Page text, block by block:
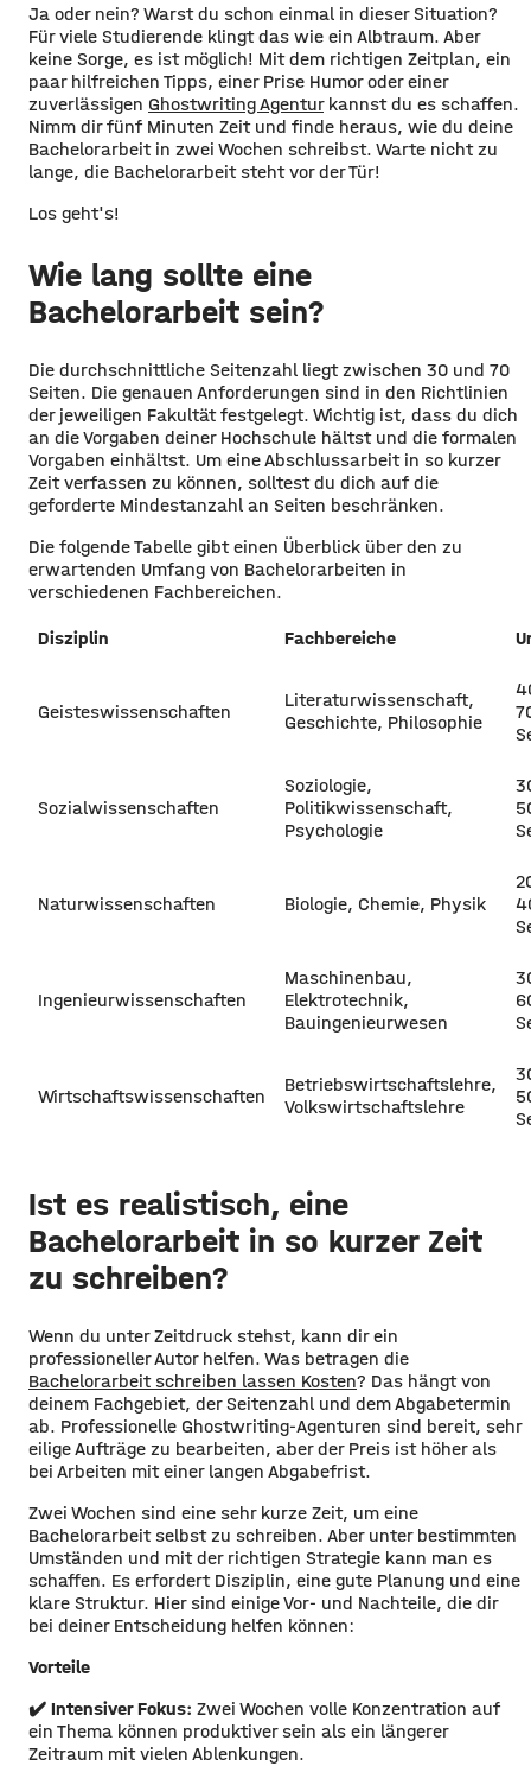
Ja oder nein? Warst du schon einmal in dieser Situation?
Für viele Studierende klingt das wie ein Albtraum. Aber
keine Sorge, es ist möglich! Mit dem richtigen Zeitplan, ein
paar hilfreichen Tipps, einer Prise Humor oder einer
zuverlässigen Ghostwriting Agenturkannst du es schaffen.
Nimm dir fünf Minuten Zeit und finde heraus, wie du deine
Bachelorarbeit in zwei Wochen schreibst. Warte nicht zu
lange, die Bachelorarbeit steht vor der Tür!
Los geht's!
Wie lang sollte eine
Bachelorarbeit sein?
Die durchschnittliche Seitenzahl liegt zwischen 30 und 70
Seiten. Die genauen Anforderungen sind in den Richtlinien
der jeweiligen Fakultät festgelegt. Wichtig ist, dass du dich
an die Vorgaben deiner Hochschule hältst und die formalen
Vorgaben einhältst. Um eine Abschlussarbeit in so kurzer
Zeit verfassen zu können, solltest du dich auf die
geforderte Mindestanzahl an Seiten beschränken.
Die folgende Tabelle gibt einen Überblick über den zu
erwartenden Umfang von Bachelorarbeiten in
verschiedenen Fachbereichen.
Disziplin Fachbereiche
Geisteswissenschaften
Literaturwissenschaft,
Geschichte, Philosophie
Sozialwissenschaften
Soziologie,
Politikwissenschaft,
Psychologie
Naturwissenschaften Biologie, Chemie, Physik
Ingenieurwissenschaften
Maschinenbau,
Elektrotechnik,
Bauingenieurwesen
Wirtschaftswissenschaften
Betriebswirtschaftslehre,
Volkswirtschaftslehre
Ist es realistisch, eine
Bachelorarbeit in so kurzer Zeit
zu schreiben?
Wenn du unter Zeitdruck stehst, kann dir ein
professioneller Autor helfen. Was betragen die
Bachelorarbeit schreiben lassen Kosten? Das hängt von
deinem Fachgebiet, der Seitenzahl und dem Abgabetermin
ab. Professionelle Ghostwriting-Agenturen sind bereit, sehr
eilige Aufträge zu bearbeiten, aber der Preis ist höher als
bei Arbeiten mit einer langen Abgabefrist.
Zwei Wochen sind eine sehr kurze Zeit, um eine
Bachelorarbeit selbst zu schreiben. Aber unter bestimmten
Umständen und mit der richtigen Strategie kann man es
schaffen. Es erfordert Disziplin, eine gute Planung und eine
klare Struktur. Hier sind einige Vor- und Nachteile, die dir
bei deiner Entscheidung helfen können:
Vorteile
✔️ Intensiver Fokus: Zwei Wochen volle Konzentration auf
ein Thema können produktiver sein als ein längerer
Zeitraum mit vielen Ablenkungen.